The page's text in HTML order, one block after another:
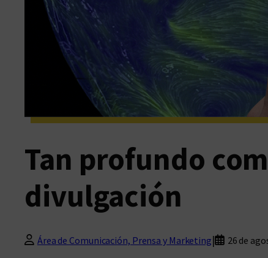
Tan profundo
divulgación
Área de Comunicación, Prensa y Marketing| 26 de